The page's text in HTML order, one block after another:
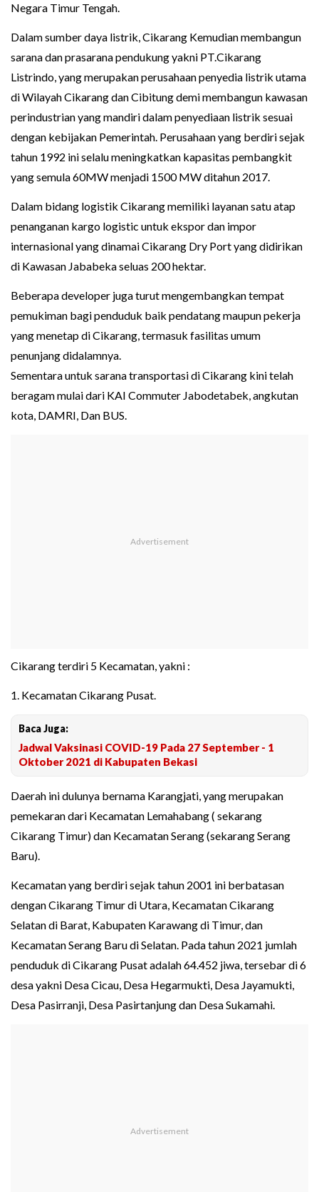
Negara Timur Tengah.
Dalam sumber daya listrik, Cikarang Kemudian membangun
sarana dan prasarana pendukung yakni PT.Cikarang
Listrindo, yang merupakan perusahaan penyedia listrik utama
di Wilayah Cikarang dan Cibitung demi membangun kawasan
perindustrian yang mandiri dalam penyediaan listrik sesuai
dengan kebijakan Pemerintah. Perusahaan yang berdiri sejak
tahun 1992 ini selalu meningkatkan kapasitas pembangkit
yang semula 60MW menjadi 1500 MW ditahun 2017.
Dalam bidang logistik Cikarang memiliki layanan satu atap
penanganan kargo logistic untuk ekspor dan impor
internasional yang dinamai Cikarang Dry Port yang didirikan
di Kawasan Jababeka seluas 200 hektar.
Beberapa developer juga turut mengembangkan tempat
pemukiman bagi penduduk baik pendatang maupun pekerja
yang menetap di Cikarang, termasuk fasilitas umum
penunjang didalamnya.
Sementara untuk sarana transportasi di Cikarang kini telah
beragam mulai dari KAI Commuter Jabodetabek, angkutan
kota, DAMRI, Dan BUS.
Cikarang terdiri 5 Kecamatan, yakni :
1. Kecamatan Cikarang Pusat.
Baca Juga:
Jadwal Vaksinasi COVID-19 Pada 27 September - 1
Oktober 2021 di Kabupaten Bekasi
Daerah ini dulunya bernama Karangjati, yang merupakan
pemekaran dari Kecamatan Lemahabang ( sekarang
Cikarang Timur) dan Kecamatan Serang (sekarang Serang
Baru).
Kecamatan yang berdiri sejak tahun 2001 ini berbatasan
dengan Cikarang Timur di Utara, Kecamatan Cikarang
Selatan di Barat, Kabupaten Karawang di Timur, dan
Kecamatan Serang Baru di Selatan. Pada tahun 2021 jumlah
penduduk di Cikarang Pusat adalah 64.452 jiwa, tersebar di 6
desa yakni Desa Cicau, Desa Hegarmukti, Desa Jayamukti,
Desa Pasirranji, Desa Pasirtanjung dan Desa Sukamahi.